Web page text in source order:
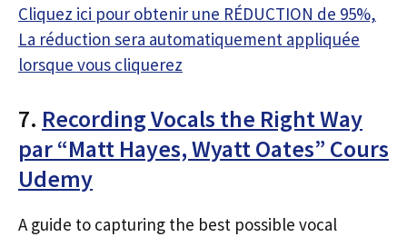
Cliquez ici pour obtenir une RÉDUCTION de 95%,
La réduction sera automatiquement appliquée
lorsque vous cliquerez
7. Recording Vocals the Right Way
par “Matt Hayes, Wyatt Oates” Cours
Udemy
A guide to capturing the best possible vocal